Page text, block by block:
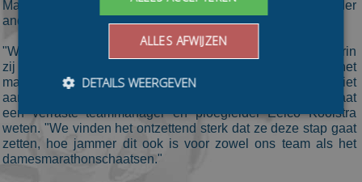
Maar na dit seizoen ga ik andere dingen doen en mij onder
andere oriënteren op een nieuwe studie."
"We hadden samen met Anna een route uitgestippeld waarin
zij zich kon ontwikkelen tot absolute topper in het
marathonschaatsen. De keuze van Anna zagen we niet
aankomen maar kunnen deze alleen maar respecteren." Laat
een verraste teammanager en ploegleider Eelco Kooistra
weten. "We vinden het ontzettend sterk dat ze deze stap gaat
zetten, hoe jammer dit ook is voor zowel ons team als het
damesmarathonschaatsen."
ALLES AFWIJZEN
DETAILS WEERGEVEN
Bezoekersgegevens Gerichte advertenties